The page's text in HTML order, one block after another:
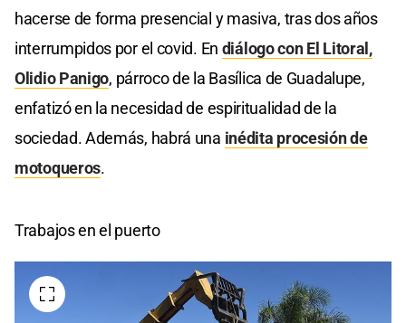
hacerse de forma presencial y masiva, tras dos años
interrumpidos por el covid. En diálogo con El Litoral,
Olidio Panigo, párroco de la Basílica de Guadalupe,
enfatizó en la necesidad de espiritualidad de la
sociedad. Además, habrá una inédita procesión de
motoqueros.
Trabajos en el puerto